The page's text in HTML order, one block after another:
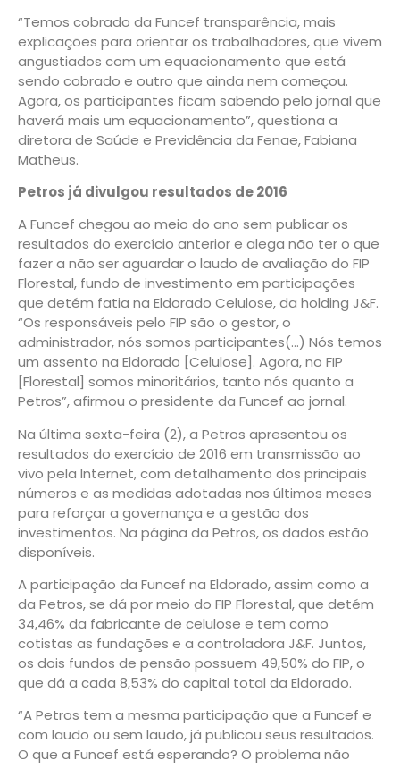
“Temos cobrado da Funcef transparência, mais
explicações para orientar os trabalhadores, que vivem
angustiados com um equacionamento que está
sendo cobrado e outro que ainda nem começou.
Agora, os participantes ficam sabendo pelo jornal que
haverá mais um equacionamento”, questiona a
diretora de Saúde e Previdência da Fenae, Fabiana
Matheus.
Petros já divulgou resultados de 2016
A Funcef chegou ao meio do ano sem publicar os
resultados do exercício anterior e alega não ter o que
fazer a não ser aguardar o laudo de avaliação do FIP
Florestal, fundo de investimento em participações
que detém fatia na Eldorado Celulose, da holding J&F.
“Os responsáveis pelo FIP são o gestor, o
administrador, nós somos participantes(…) Nós temos
um assento na Eldorado [Celulose]. Agora, no FIP
[Florestal] somos minoritários, tanto nós quanto a
Petros”, afirmou o presidente da Funcef ao jornal.
Na última sexta-feira (2), a Petros apresentou os
resultados do exercício de 2016 em transmissão ao
vivo pela Internet, com detalhamento dos principais
números e as medidas adotadas nos últimos meses
para reforçar a governança e a gestão dos
investimentos. Na página da Petros, os dados estão
disponíveis.
A participação da Funcef na Eldorado, assim como a
da Petros, se dá por meio do FIP Florestal, que detém
34,46% da fabricante de celulose e tem como
cotistas as fundações e a controladora J&F. Juntos,
os dois fundos de pensão possuem 49,50% do FIP, o
que dá a cada 8,53% do capital total da Eldorado.
“A Petros tem a mesma participação que a Funcef e
com laudo ou sem laudo, já publicou seus resultados.
O que a Funcef está esperando? O problema não